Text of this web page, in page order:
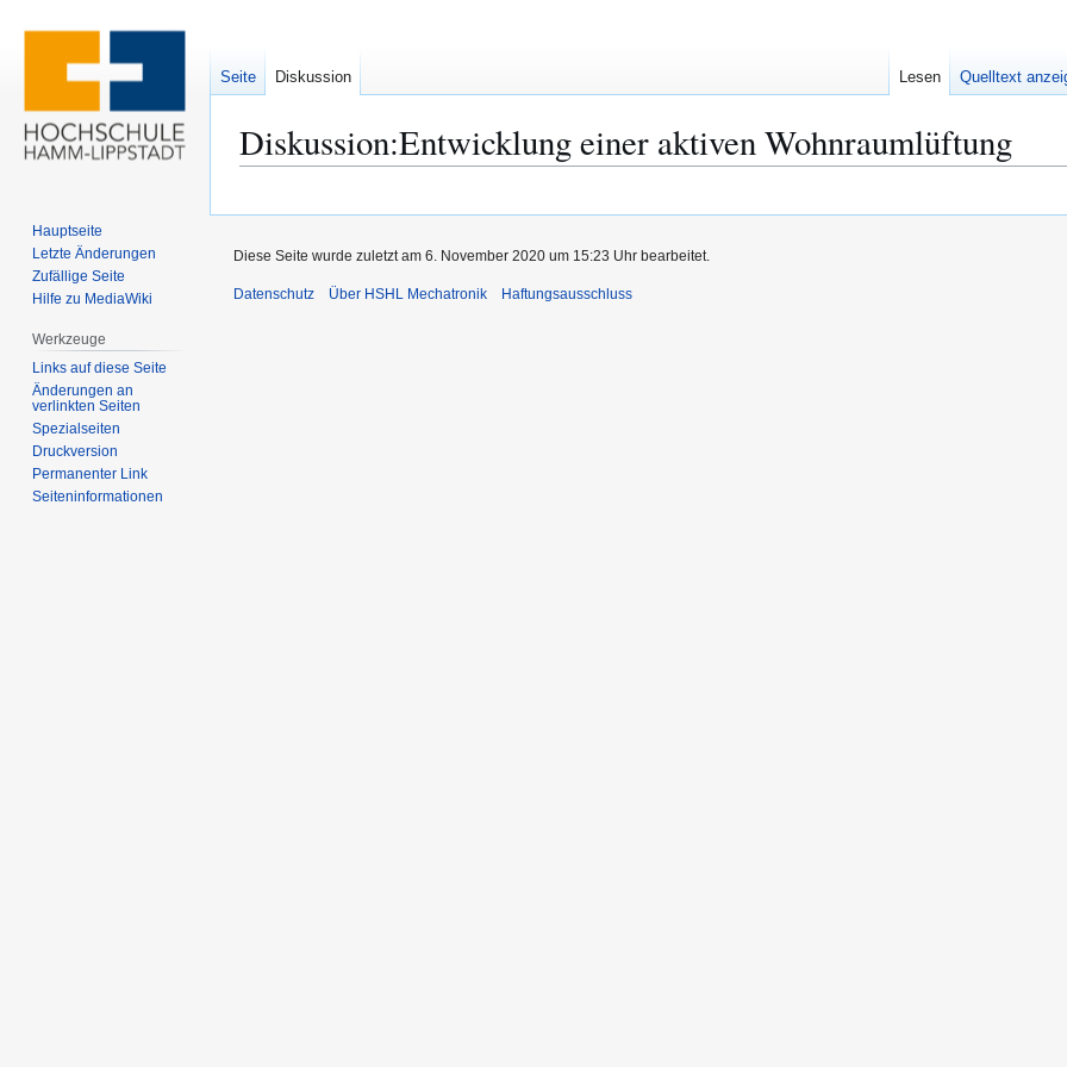
Diskussion:Entwicklung einer aktiven Wohnraumlüftung
springen
springen
Seite Diskussion Lesen Quelltext
Hauptseite
Letzte Änderungen
Zufällige Seite
Hilfe zu MediaWiki
Werkzeuge
Links auf diese Seite
Änderungen an
verlinkten Seiten
Spezialseiten
Druckversion
Permanenter Link
Seiten­­informationen
Diese Seite wurde zuletzt am 6. November 2020 um 15:23 Uhr bearbeitet.
Datenschutz Über HSHL Mechatronik Haftungsausschluss